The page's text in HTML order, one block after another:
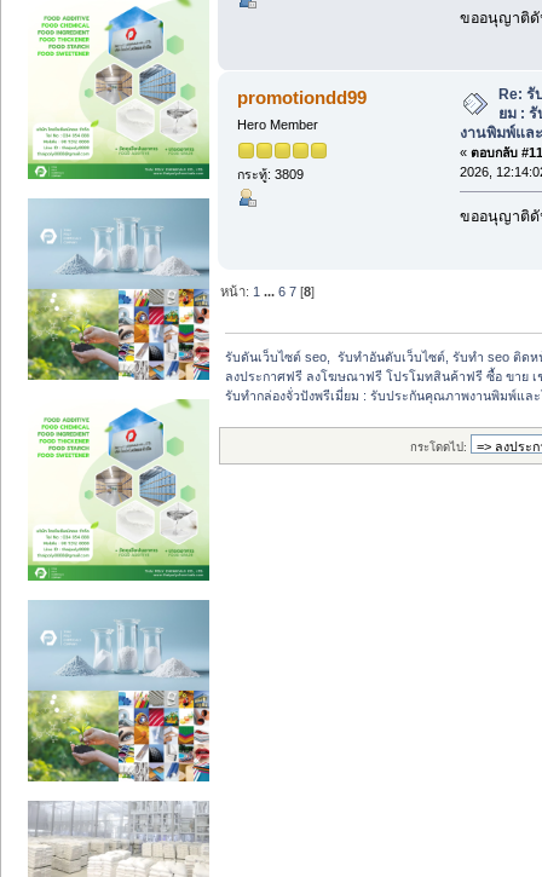
ขออนุญาติ
promotiondd99
Hero Member
กระทู้: 3809
Re: รั
ยม :
งานพิมพ์แล
« ตอบกลับ
2026,
ขออนุญาติ
หน้า: 1 ...6 7 [8]
รับดันเว็บไซต์ seo,  รับทำอันดับเว็บไซต์, รับทำ seo ติดห
ลงประกาศฟรี ลงโฆษณาฟรี โปรโมทสินค้าฟรี ซื้อ ขาย เ
รับทำกล่องจั่วปังพรีเมี่ยม : รับประกันคุณภาพงานพิมพ์และ
กระโดดไป: